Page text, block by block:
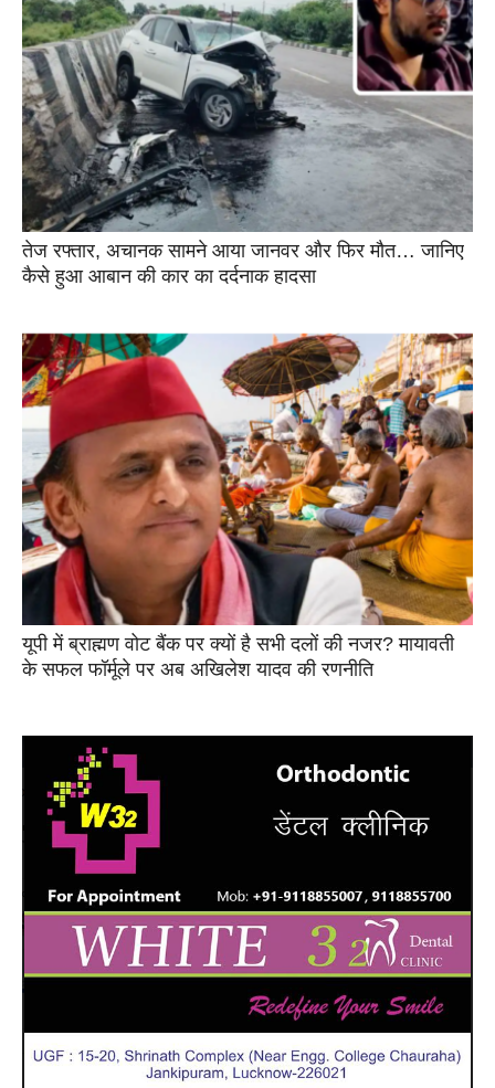
तेज रफ्तार, अचानक सामने आया जानवर और फिर मौत… जानिए
कैसे हुआ आबान की कार का दर्दनाक हादसा
यूपी में ब्राह्मण वोट बैंक पर क्यों है सभी दलों की नजर? मायावती
के सफल फॉर्मूले पर अब अखिलेश यादव की रणनीति